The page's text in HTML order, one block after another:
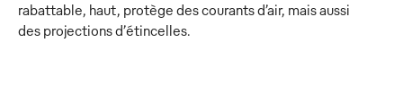
rabattable, haut, protège des courants d’air, mais aussi
des projections d’étincelles.